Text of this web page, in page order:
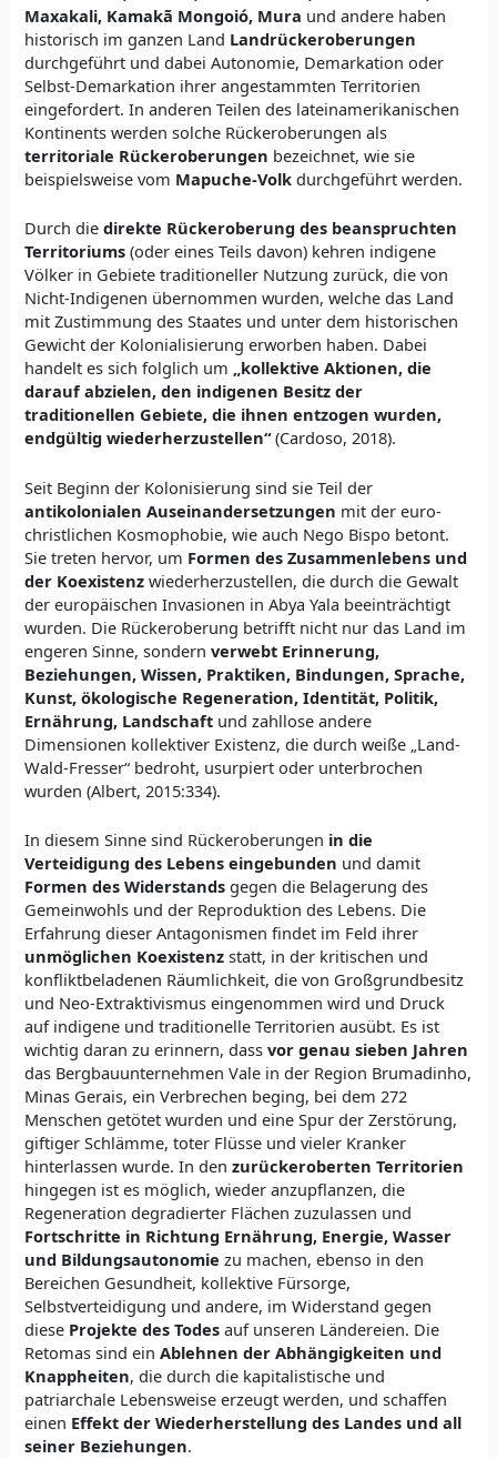
Maxakali, Kamakã Mongoió, Mura und andere haben
historisch im ganzen Land Landrückeroberungen
durchgeführt und dabei Autonomie, Demarkation oder
Selbst-Demarkation ihrer angestammten Territorien
eingefordert. In anderen Teilen des lateinamerikanischen
Kontinents werden solche Rückeroberungen als
territoriale Rückeroberungen bezeichnet, wie sie
beispielsweise vom Mapuche-Volk durchgeführt werden.
Durch diedirekte Rückeroberung des beanspruchten
Territoriums (oder eines Teils davon) kehren indigene
Völker in Gebiete traditioneller Nutzung zurück, die von
Nicht-Indigenen übernommen wurden, welche das Land
mit Zustimmung des Staates und unter dem historischen
Gewicht der Kolonialisierung erworben haben. Dabei
handelt es sich folglich um „kollektive Aktionen, die
darauf abzielen, den indigenen Besitz der
traditionellen Gebiete, die ihnen entzogen wurden,
endgültig wiederherzustellen“(Cardoso, 2018).
Seit Beginn der Kolonisierung sind sie Teil der
antikolonialen Auseinandersetzungen mit der euro-
christlichen Kosmophobie, wie auch Nego Bispo betont.
Sie treten hervor, um Formen des Zusammenlebens und
der Koexistenz wiederherzustellen, die durch die Gewalt
der europäischen Invasionen in Abya Yala beeinträchtigt
wurden. Die Rückeroberung betrifft nicht nur das Land im
engeren Sinne, sondernverwebt Erinnerung,
Beziehungen, Wissen, Praktiken, Bindungen, Sprache,
Kunst, ökologische Regeneration, Identität, Politik,
Ernährung, Landschaft und zahllose andere
Dimensionen kollektiver Existenz, die durch weiße „Land-
Wald-Fresser“ bedroht, usurpiert oder unterbrochen
wurden (Albert, 2015:334).
In diesem Sinne sind Rückeroberungen in die
Verteidigung des Lebens eingebunden und damit
Formen des Widerstands gegen die Belagerung des
Gemeinwohls und der Reproduktion des Lebens. Die
Erfahrung dieser Antagonismen findet im Feld ihrer
unmöglichen Koexistenz statt, in der kritischen und
konfliktbeladenen Räumlichkeit, die von Großgrundbesitz
und Neo-Extraktivismus eingenommen wird und Druck
auf indigene und traditionelle Territorien ausübt. Es ist
wichtig daran zu erinnern, dassvor genau sieben Jahren
das Bergbauunternehmen Vale in der Region Brumadinho,
Minas Gerais, ein Verbrechen beging, bei dem 272
Menschen getötet wurden und eine Spur der Zerstörung,
giftiger Schlämme, toter Flüsse und vieler Kranker
hinterlassen wurde. In denzurückeroberten Territorien
hingegen ist es möglich, wieder anzupflanzen, die
Regeneration degradierter Flächen zuzulassen und
Fortschritte in Richtung Ernährung, Energie, Wasser
und Bildungsautonomie zu machen, ebenso in den
Bereichen Gesundheit, kollektive Fürsorge,
Selbstverteidigung und andere, im Widerstand gegen
diese Projekte des Todes auf unseren Ländereien. Die
Retomas sind einAblehnen der Abhängigkeiten und
Knappheiten, die durch die kapitalistische und
patriarchale Lebensweise erzeugt werden, und schaffen
einen Effekt der Wiederherstellung des Landes und all
seiner Beziehungen.